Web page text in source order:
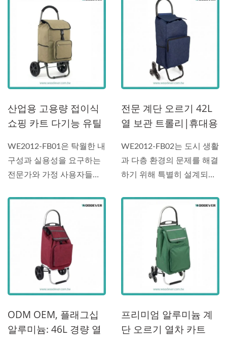
산업용 고용량 접이식
쇼핑 카트 다기능 유틸
상자 휴대용 쇼핑 카트
| 휴대용 쇼핑 카트
WE2012-FB01은 탁월한 내
구성과 실용성을 요구하는
전문가와 가정 사용자들
전문 계단 오르기 42L
열 보관 트롤리|휴대용
WE2012-FB02는 도시 생활
과 다층 환경의 문제를 해결
하기 위해 특별히 설계되었
ODM OEM, 플래그십
알루미늄: 46L 경량 열
프리미엄 알루미늄 계
단 오르기 열차 카트